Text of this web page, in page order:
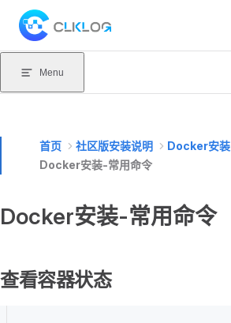
Skip to content
Menu
首页 社区版安装说明 Docker安装
Docker安装-常用命令
Docker安装-常用命令
查看容器状态